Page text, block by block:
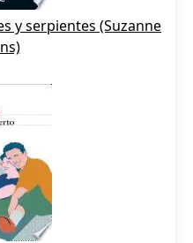
y serpientes (Suzanne